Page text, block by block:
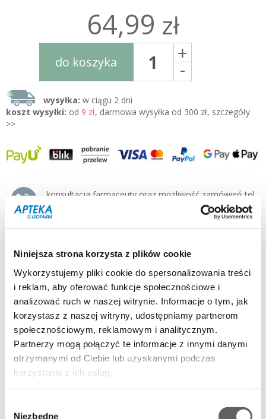
Niniejsza strona korzysta z plików cookie
Wykorzystujemy pliki cookie do spersonalizowania treści
i reklam, aby oferować funkcje społecznościowe i
analizować ruch w naszej witrynie. Informacje o tym, jak
korzystasz z naszej witryny, udostępniamy partnerom
społecznościowym, reklamowym i analitycznym.
Partnerzy mogą połączyć te informacje z innymi danymi
otrzymanymi od Ciebie lub uzyskanymi podczas
korzystania z ich usług.
Niezbędne
64,99 zł
do koszyka +
-
wysyłka: w ciągu 2 dni
koszt wysyłki: od 9 zł, darmowa wysyłka od 300 zł, szczegóły
>>
konsultacja farmaceuty oraz możliwość zamówień tel.
500 125-155 pn-pt 8-19:00
postać: kapsułki
dla kogo: dorośli, dzieci pow. 13 roku
Opis:
MULTILAC® to nowoczesny synbiotyk zawierający aż 9
wyselekcjonowanych szczepów bakterii oraz składnik odżywczy -
oligofruktozę, który
przywraca naturalną florę bakteryjną w
okresie biegunek i antybiotykoterapii.
Działanie i zastosowanie:
Dzięki zastosowaniu innowacyjnej technologii MURE® (Multi
Resistant Encapsulation), obecne w preparacie MULTILAC®
bakterie charakteryzuje zwiększona odporność na niskie pH soku
adaptację oraz zachowanie wysokiej aktywności biologicznej